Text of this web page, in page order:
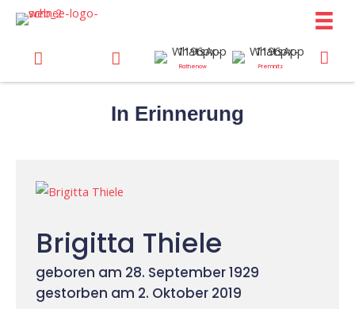
Zum
Inhalt
springen
Rathenow Premnitz
In Erinnerung
Brigitta Thiele
geboren am 28. September 1929
gestorben am 2. Oktober 2019